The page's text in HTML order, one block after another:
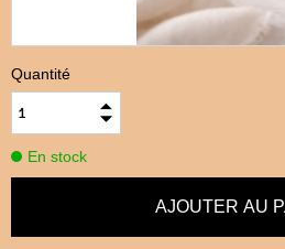
Quantité
En stock